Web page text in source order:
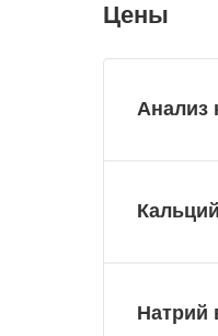
Цены
Анализ
Натрий